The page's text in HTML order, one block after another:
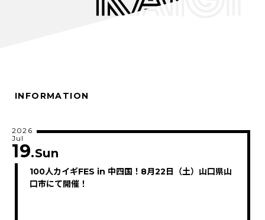
INFORMATION
100人カイギFES in 中四国！8月22日（土）山口県山
口市にて開催！
2026
Jul
19.Sun